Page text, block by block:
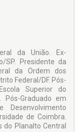
atuais, a
claros sobre a
a respeito do
abarcados pelo
pela Constituição
de consumo e
mais de 10 anos, e
o interesse a
que não tenham
trazer novos
da União. Ex-
SP. Presidente da
da Ordem dos
Federal/DF. Pós-
Superior do
Pós-Graduado em
de Coimbra.
do Planalto Central